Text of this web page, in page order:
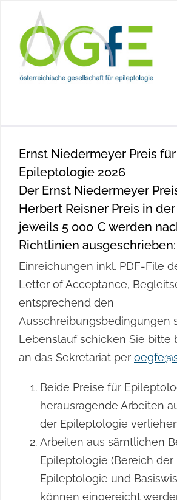
Ernst Niedermeyer Preis für
Epileptologie 2026
Der Ernst Niedermeyer
Herbert Reisner Preis in
jeweils 5 000 € werden
Richtlinien ausgeschrieben:
Einreichungen inkl. PDF-File
Letter of Acceptance,
entsprechend den
Ausschreibungsbedingungen
Lebenslauf schicken Sie bitte
an das Sekretariat per
Beide Preise für
herausragende Arbeiten
der Epileptologie
Arbeiten aus sämtlichen
Epileptologie (Bereich der
Epileptologie und
können eingereicht